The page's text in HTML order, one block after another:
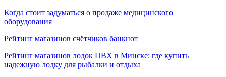
Когда стоит задуматься о продаже медицинского
оборудования
Рейтинг магазинов счётчиков банкнот
Рейтинг магазинов лодок ПВХ в Минске: где купить
надежную лодку для рыбалки и отдыха